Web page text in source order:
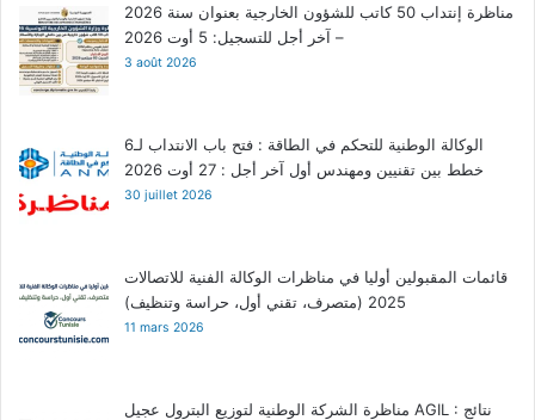
مناظرة إنتداب 50 كاتب للشؤون الخارجية بعنوان سنة 2026
– آخر أجل للتسجيل: 5 أوت 2026
3 août 2026
الوكالة الوطنية للتحكم في الطاقة : فتح باب الانتداب لـ6
خطط بين تقنيين ومهندس أول آخر أجل : 27 أوت 2026
30 juillet 2026
قائمات المقبولين أوليا في مناظرات الوكالة الفنية للاتصالات
2025 (متصرف، تقني أول، حراسة وتنظيف)
11 mars 2026
مناظرة الشركة الوطنية لتوزيع البترول عجيل AGIL : نتائج